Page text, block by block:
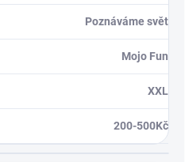
Poznáváme svět
Mojo Fun
XXL
200-500Kč